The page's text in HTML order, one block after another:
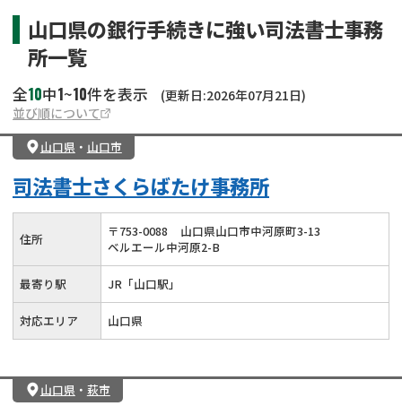
山口県の銀行手続きに強い司法書士事務
所一覧
全10中1~10件を表示
(更新日:2026年07月21日)
並び順について
山口県 ・ 山口市
司法書士さくらばたけ事務所
住所 〒753-0088
山口県山口市中河原町3-13
ベルエール中河原2-B
最寄り駅 JR「山口駅」
対応エリア 山口県
山口県 ・ 萩市